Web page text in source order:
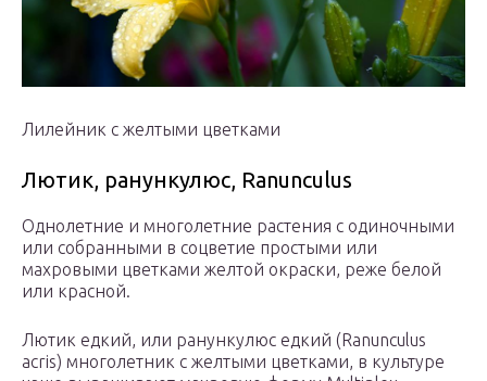
Лилейник с желтыми цветками
Лютик, ранункулюс, Ranunculus
Однолетние и многолетние растения с одиночными
или собранными в соцветие простыми или
махровыми цветками желтой окраски, реже белой
или красной.
Лютик едкий, или ранункулюс едкий (Ranunculus
acris) многолетник с желтыми цветками, в культуре